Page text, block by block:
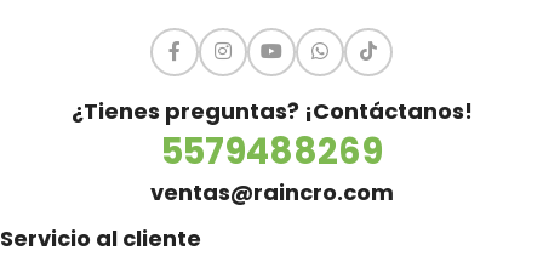
¿Tienes preguntas? ¡Contáctanos!
5579488269
ventas@raincro.com
Servicio al cliente